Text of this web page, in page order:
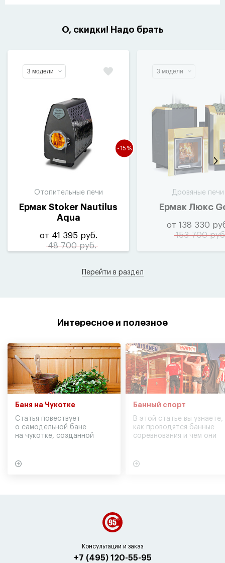
О, скидки! Надо брать
3 модели
-15%
Отопительные печи
Ермак Stoker Nautilus
Aqua
от 41 395 руб.
48 700 руб.
3 модели
Дровяные печи
Ермак Люкс
от 138 330
153 700
Перейти в раздел
Интересное и полезное
Баня на Чукотке
Статья повествует
о самодельной бане
на чукотке, созданной
Банный спорт
В этой статье вы узнаете,
как проводятся банные
соревнования и чем они
Консультации и заказ
+7 (495) 120-55-95